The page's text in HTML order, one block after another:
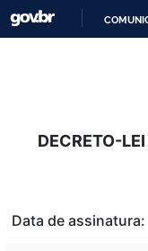
DECRETO-
Data de assinatura: